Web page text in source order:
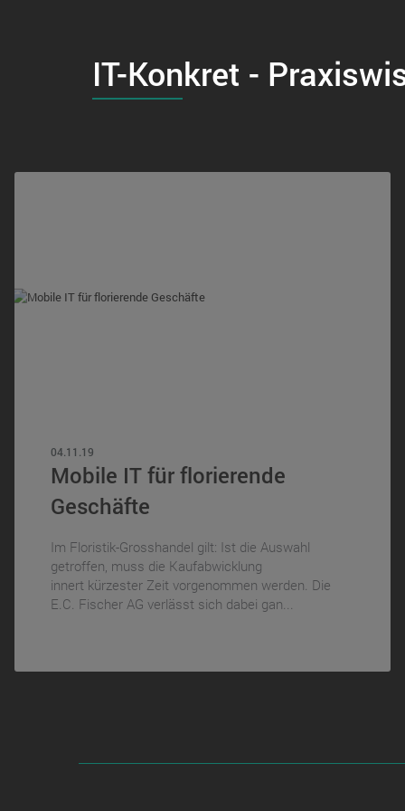
IT-Konkret -
04.11.19
Mobile IT für florierende
Geschäfte
Im Floristik-Grosshandel gilt: Ist die Auswahl
getroffen, muss die Kaufabwicklung
innert kürzester Zeit vorgenommen werden. Die
E.C. Fischer AG verlässt sich dabei gan...